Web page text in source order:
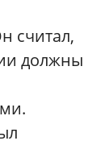
считал,
должны